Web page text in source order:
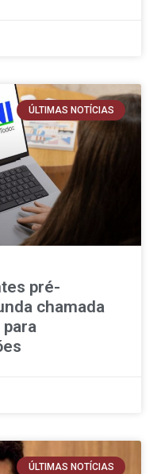
ÚLTIMAS NOTÍCIAS
pré-
chamada
ÚLTIMAS NOTÍCIAS